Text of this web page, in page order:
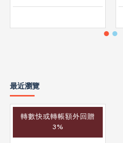
最近瀏覽
轉數快或轉帳額外回贈
3%